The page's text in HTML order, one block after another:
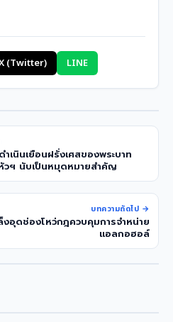
(Twitter) LINE
ำเนินเยือนฝรั่งเศสของพระบาท
หัวฯ นับเป็นหมุดหมายสำคัญ
บทความถัดไป →
งอุดช่องโหว่กฎควบคุมการจำหน่าย
แอลกอฮอล์